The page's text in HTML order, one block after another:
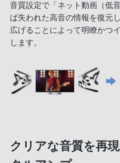
音質設定で「ネット動画（低
ば失われた高音の情報を復元
広げることによって明瞭かつ
します。
クリアな音質を再